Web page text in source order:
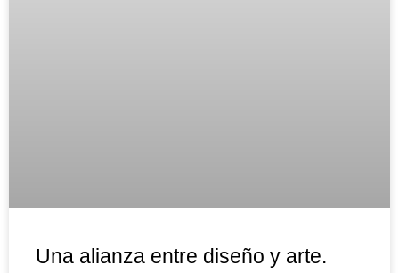
Una alianza entre diseño y arte.